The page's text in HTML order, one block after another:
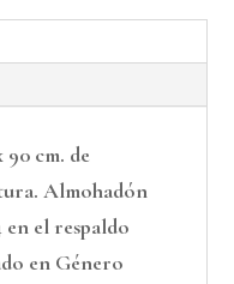
90 cm. de
Almohadón
en el respaldo
en Género